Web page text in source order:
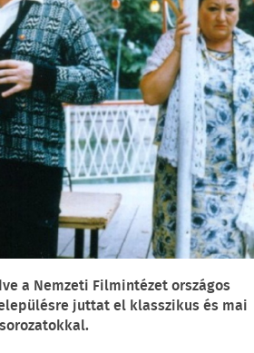
a Nemzeti Filmintézet országos
juttat el klasszikus és mai